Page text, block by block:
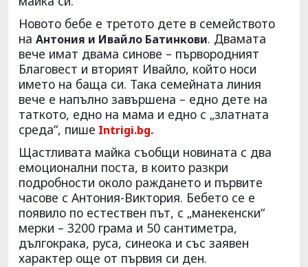
Новото бебе е третото дете в семейството
на Антония и Ивайло Батинкови. Двамата
вече имат двама синове – първородният
Благовест и вторият Ивайло, който носи
името на баща си. Така семейната линия
вече е напълно завършена – едно дете на
таткото, едно на мама и едно с „златната
среда“, пише Intrigi.bg.
Щастливата майка съобщи новината с два
емоционални поста, в които разкри
подробности около раждането и първите
часове с Антония-Виктория. Бебето се е
появило по естествен път, с „манекенски“
мерки – 3200 грама и 50 сантиметра,
дългокрака, руса, синеока и със заявен
характер още от първия си ден.